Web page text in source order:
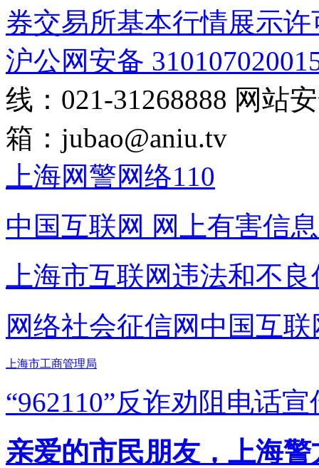
券交易所基本行情展示许
沪公网安备
线：021-31268888 网站
箱： jubao@aniu.tv
上海网警网络110
中国互联网 网上有害信
上海市互联网违法和不
网络社会征信网 中国互
上海市工商管理局
“962110”反诈劝阻电话宣
亲爱的市民朋友，上海